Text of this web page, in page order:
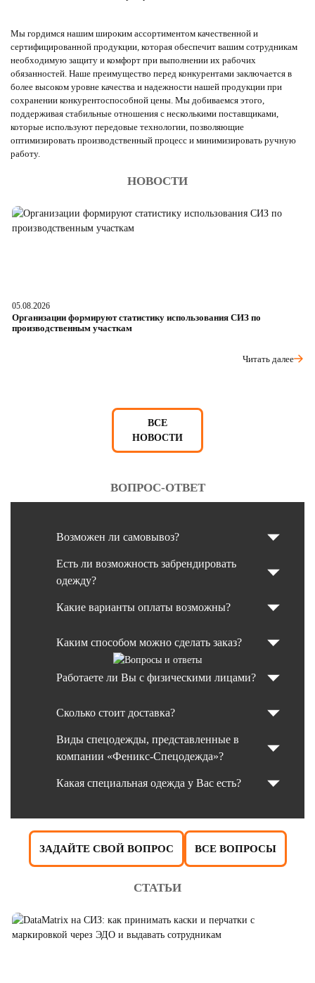
Мы гордимся нашим широким ассортиментом качественной и
сертифицированной продукции, которая обеспечит вашим сотрудникам
необходимую защиту и комфорт при выполнении их рабочих
обязанностей. Наше преимущество перед конкурентами заключается в
более высоком уровне качества и надежности нашей продукции при
сохранении конкурентоспособной цены. Мы добиваемся этого,
поддерживая стабильные отношения с несколькими поставщиками,
которые используют передовые технологии, позволяющие
оптимизировать производственный процесс и минимизировать ручную
работу.
НОВОСТИ
05.08.2026
Организации формируют статистику использования СИЗ по
производственным участкам
Читать далее
ВСЕ
НОВОСТИ
ВОПРОС-ОТВЕТ
Возможен ли самовывоз?
Есть ли возможность забрендировать
одежду?
Какие варианты оплаты возможны?
Каким способом можно сделать заказ?
Работаете ли Вы с физическими лицами?
Сколько стоит доставка?
Виды спецодежды, представленные в
компании «Феникс-Спецодежда»?
Какая специальная одежда у Вас есть?
ЗАДАЙТЕ СВОЙ ВОПРОС ВСЕ ВОПРОСЫ
СТАТЬИ